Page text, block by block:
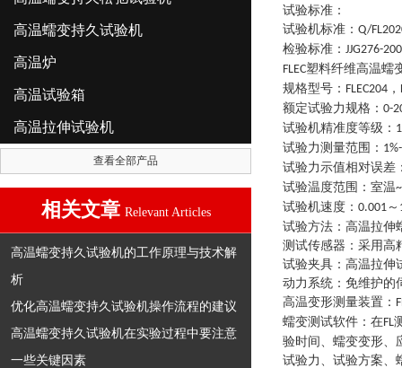
高温蠕变持久试验机
高温炉
高温试验箱
高温拉伸试验机
查看全部产品
相关文章 Relevant Articles
高温蠕变持久试验机的工作原理与技术解
析
优化高温蠕变持久试验机操作流程的建议
高温蠕变持久试验机在实验过程中要注意
一些关键因素
试验标准：
试验机标准 ： Q/
检验标准 ： JJG276-
FLEC塑料纤维高温蠕
规格型号 ： FLEC204 ，
额定试验力规格 ： 0-
试验机精准度等级 ： 1
试验力测量范围 ：
试验力示值相对误差
试验温度范围 ： 室温
试验机速度 ： 0.001 ～
试验方法 ： 高温拉伸
测试传感器 ： 采用高
试验夹具 ： 高温拉伸
动力系统 ： 免维护的
高温变形测量装置 ：
蠕变测试软件 ： 在FL
验时间、蠕变变形、
试验力、试验方案、